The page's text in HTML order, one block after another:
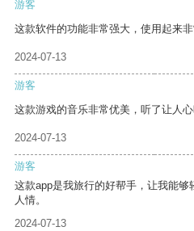
游客
这款软件的功能非常强大，使用起来非
2024-07-13
游客
这款游戏的音乐非常优美，听了让人心
2024-07-13
游客
这款app是我旅行的好帮手，让我能
人情。
2024-07-13